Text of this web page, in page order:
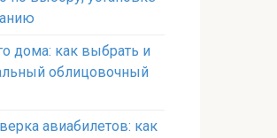
дома: как выбрать и
облицовочный
авиабилетов: как